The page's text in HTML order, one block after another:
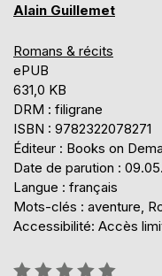
Alain Guillemet
Romans & récits
ePUB
631,0 KB
DRM : filigrane
ISBN : 9782322078271
Éditeur : Books on
Date de parution :
Langue : français
Mots-clés : aventure,
Accessibilité: Accès
Évaluation: